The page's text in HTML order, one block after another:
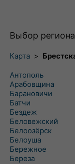
Выбор
Карта >
Антополь
Арабовщина
Барановичи
Батчи
Бездеж
Беловежский
Белоозёрск
Белоуша
Бережное
Береза